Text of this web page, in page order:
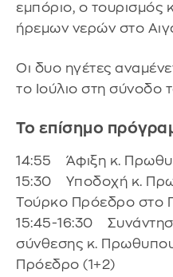
εμπόριο, ο τουρισμός
ήρεμων νερών στο
Οι δυο ηγέτες
το Ιούλιο στη σύνοδο
Το επίσημο
14:55 Άφιξη κ.
15:30 Yποδοχή κ.
Τούρκο Πρόεδρο στο
15:45-16:30
σύνθεσης κ.
Πρόεδρο (1+2)